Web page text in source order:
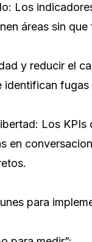
Los
áreas sin que
y reducir el
identifican fugas
Los KPIs
en
para